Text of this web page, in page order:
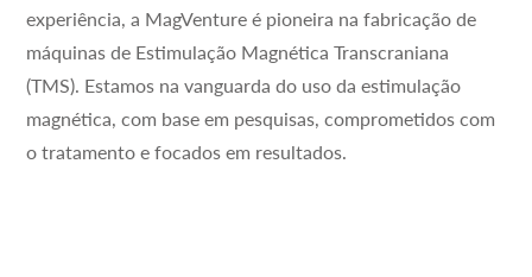
experiência, a MagVenture é pioneira na fabricação de
máquinas de Estimulação Magnética Transcraniana
(TMS). Estamos na vanguarda do uso da estimulação
magnética, com base em pesquisas, comprometidos com
o tratamento e focados em resultados.